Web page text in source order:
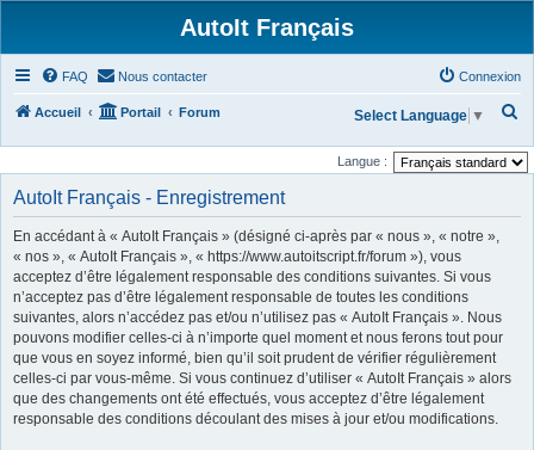
AutoIt Français
FAQ Nous contacter Connexion
Accueil Portail Forum
c
Select Language ▼
Langue :
AutoIt Français - Enregistrement
En accédant à « AutoIt Français » (désigné ci-après par « nous », « notre »,
« nos », « AutoIt Français », « https://www.autoitscript.fr/forum »), vous
acceptez d’être légalement responsable des conditions suivantes. Si vous
n’acceptez pas d’être légalement responsable de toutes les conditions
suivantes, alors n’accédez pas et/ou n’utilisez pas « AutoIt Français ». Nous
pouvons modifier celles-ci à n’importe quel moment et nous ferons tout pour
que vous en soyez informé, bien qu’il soit prudent de vérifier régulièrement
celles-ci par vous-même. Si vous continuez d’utiliser « AutoIt Français » alors
que des changements ont été effectués, vous acceptez d’être légalement
responsable des conditions découlant des mises à jour et/ou modifications.